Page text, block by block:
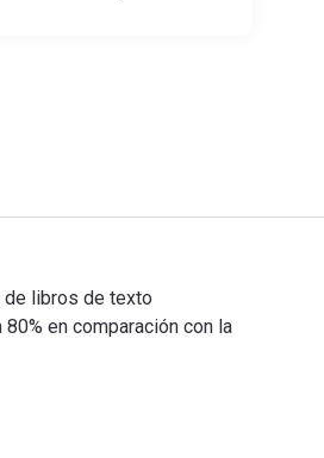
de libros de texto
en comparación con la